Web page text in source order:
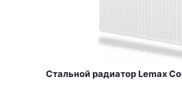
Стальной радиатор Lemax